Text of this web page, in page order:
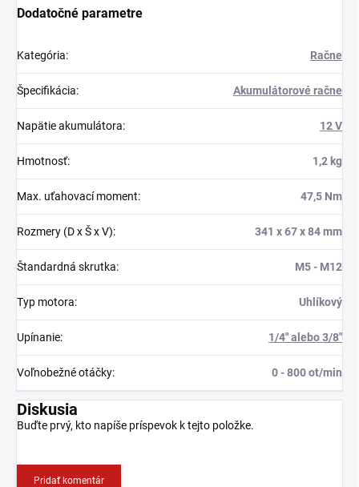
Dodatočné parametre
Kategória: Račne
Špecifikácia: Akumulátorové račne
Napätie akumulátora: 12 V
Hmotnosť: 1,2 kg
Max. uťahovací moment: 47,5 Nm
Rozmery (D x Š x V): 341 x 67 x 84 mm
Štandardná skrutka: M5 - M12
Typ motora: Uhlíkový
Upínanie: 1/4" alebo 3/8"
Voľnobežné otáčky: 0 - 800 ot/min
Diskusia
Buďte prvý, kto napíše príspevok k tejto položke.
Pridať komentár